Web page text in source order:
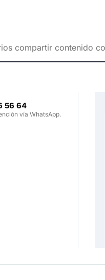
compartir contenido
56 64‬
vía WhatsApp.